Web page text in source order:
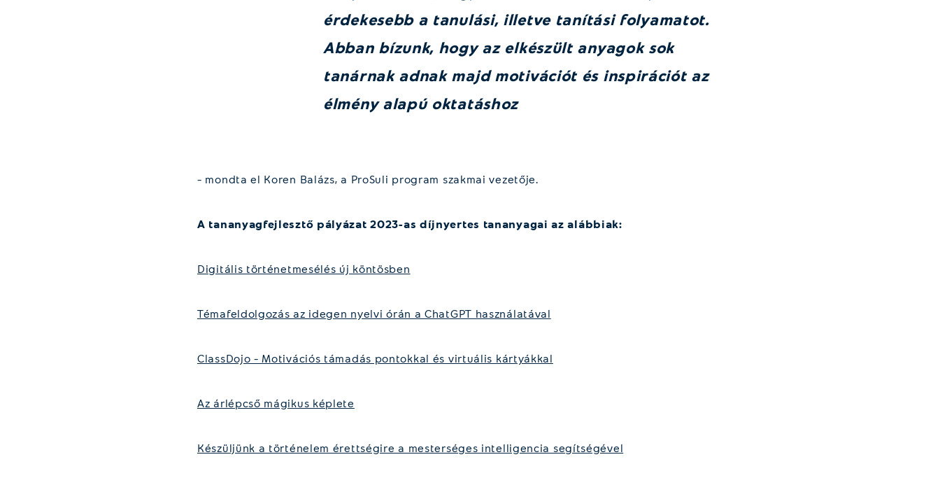
érdekesebb a tanulási, illetve tanítási folyamatot.
Abban bízunk, hogy az elkészült anyagok sok
tanárnak adnak majd motivációt és inspirációt az
élmény alapú oktatáshoz
– mondta el Koren Balázs, a ProSuli program szakmai vezetője.
A tananyagfejlesztő pályázat 2023-as díjnyertes tananyagai az alábbiak:
Digitális történetmesélés új köntösben
Témafeldolgozás az idegen nyelvi órán a ChatGPT használatával
ClassDojo – Motivációs támadás pontokkal és virtuális kártyákkal
Az árlépcső mágikus képlete
Készüljünk a történelem érettségire a mesterséges intelligencia segítségével